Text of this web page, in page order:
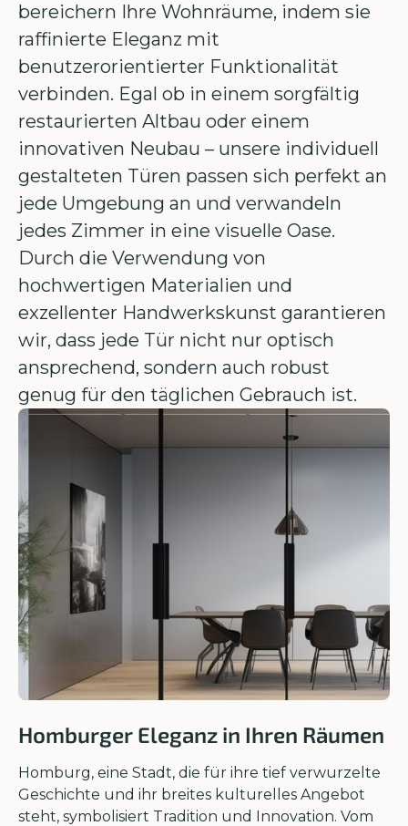
bereichern Ihre Wohnräume, indem sie
raffinierte Eleganz mit
benutzerorientierter Funktionalität
verbinden. Egal ob in einem sorgfältig
restaurierten Altbau oder einem
innovativen Neubau – unsere individuell
gestalteten Türen passen sich perfekt an
jede Umgebung an und verwandeln
jedes Zimmer in eine visuelle Oase.
Durch die Verwendung von
hochwertigen Materialien und
exzellenter Handwerkskunst garantieren
wir, dass jede Tür nicht nur optisch
ansprechend, sondern auch robust
genug für den täglichen Gebrauch ist.
Homburger Eleganz in Ihren Räumen
Homburg, eine Stadt, die für ihre tief verwurzelte
Geschichte und ihr breites kulturelles Angebot
steht, symbolisiert Tradition und Innovation. Vom